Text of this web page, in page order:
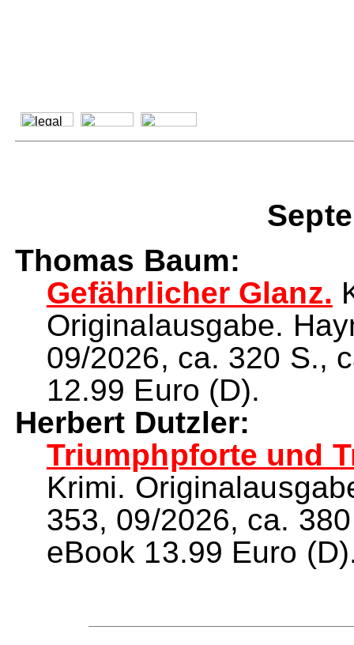
Thomas Baum:
Gefährlicher Glanz.
Originalausgabe.
09/2026, ca. 320 S.,
12.99 Euro (D).
Herbert Dutzler:
Triumphpforte und
Krimi.
353, 09/2026, ca.
eBook 13.99 Euro